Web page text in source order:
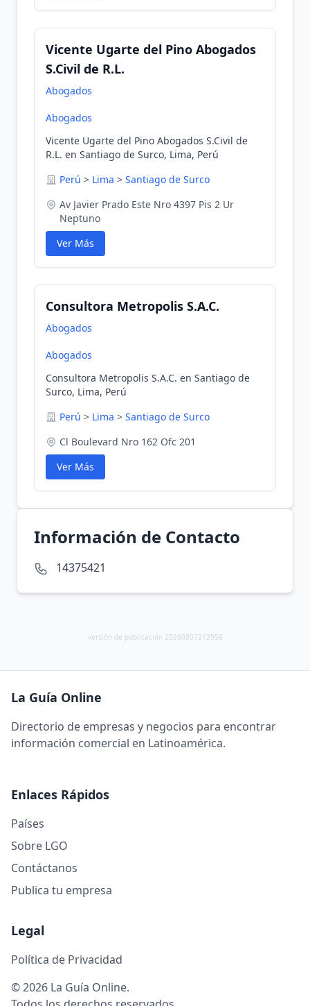
Vicente Ugarte del Pino Abogados
S.Civil de R.L.
Abogados
Abogados
Vicente Ugarte del Pino Abogados S.Civil de
R.L. en Santiago de Surco, Lima, Perú
Perú > Lima > Santiago de Surco
Av Javier Prado Este Nro 4397 Pis 2 Ur
Neptuno
Ver Más
Consultora Metropolis S.A.C.
Abogados
Abogados
Consultora Metropolis S.A.C. en Santiago de
Surco, Lima, Perú
Perú > Lima > Santiago de Surco
Cl Boulevard Nro 162 Ofc 201
Ver Más
Información de Contacto
14375421
versión de publicación 20260807212956
La Guía Online
Directorio de empresas y negocios para encontrar
información comercial en Latinoamérica.
Enlaces Rápidos
Países
Sobre LGO
Contáctanos
Publica tu empresa
Legal
Política de Privacidad
© 2026 La Guía Online.